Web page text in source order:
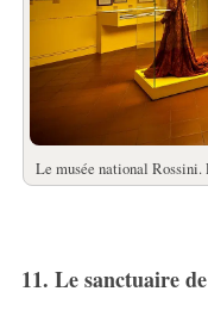
Le musée national Rossini.
11. Le sanctuaire